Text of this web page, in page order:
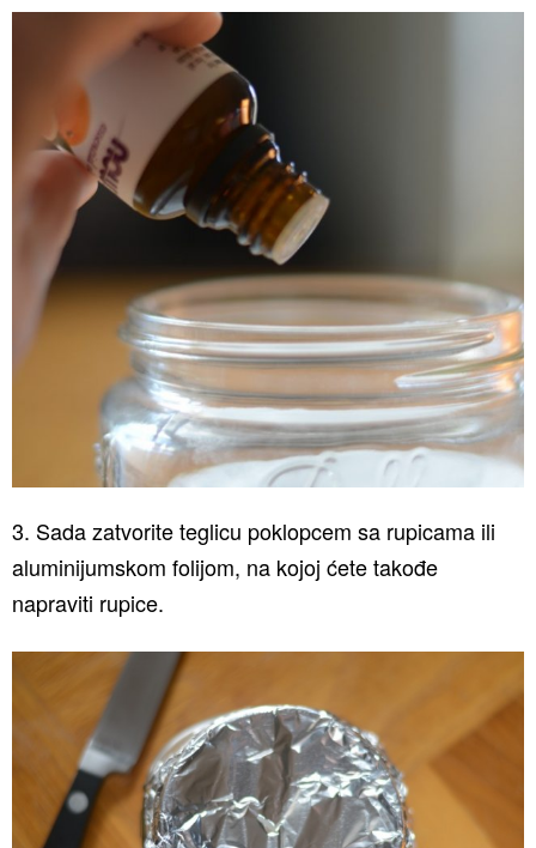
3. Sada zatvorite teglicu poklopcem sa rupicama ili
aluminijumskom folijom, na kojoj ćete takođe
napraviti rupice.